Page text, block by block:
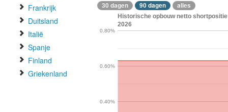
Frankrijk
Duitsland
Italië
Spanje
Finland
Griekenland
30 dagen 90 dagen alles
Historische opbouw netto
2026
0.40%
0.60%
0.80%